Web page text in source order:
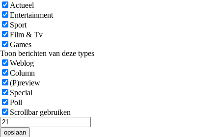
Actueel
Entertainment
Sport
Film & Tv
Games
Toon berichten van deze types
Weblog
Column
(P)review
Special
Poll
Scrollbar gebruiken
opslaan